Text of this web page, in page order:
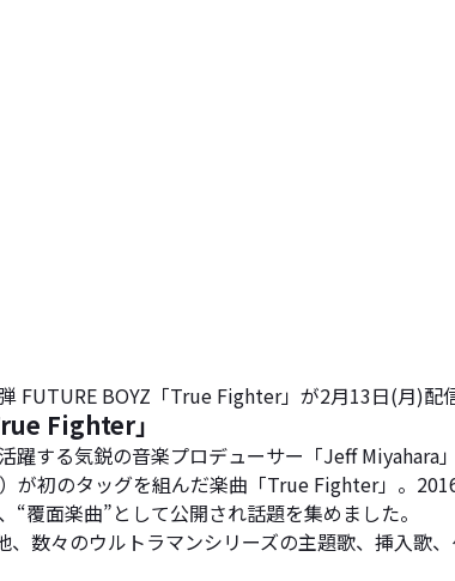
FUTURE BOYZ「True Fighter」が2月13日(月)配
Fighter」
する気鋭の音楽プロデューサー「Jeff Miyahara
が初のタッグを組んだ楽曲「True Fighter」。
覆面楽曲”として公開され話題を集めました。
数々のウルトラマンシリーズの主題歌、挿入歌